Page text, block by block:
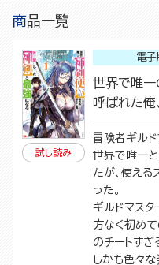
商品一覧
試し読み
電子
世界で唯一
呼ばれた俺
（1）
冒険者ギルド
世界で唯一と
たが、使える
った。
ギルドマスタ
方なく初めて
のチートすぎ
しかも色々な